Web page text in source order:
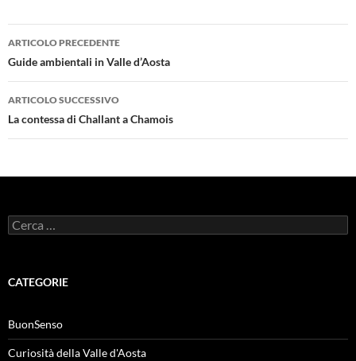
Navigazione
articolo
ARTICOLO PRECEDENTE
Guide ambientali in Valle d’Aosta
ARTICOLO SUCCESSIVO
La contessa di Challant a Chamois
Ricerca
per:
CATEGORIE
BuonSenso
Curiosità della Valle d'Aosta